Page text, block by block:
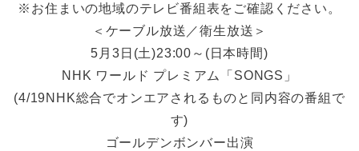
※お住まいの地域のテレビ番組表をご確認ください。
＜ケーブル放送／衛生放送＞
5月3日(土)23:00～(日本時間)
NHK ワールド プレミアム「SONGS」
(4/19NHK総合でオンエアされるものと同内容の番組で
す)
ゴールデンボンバー出演